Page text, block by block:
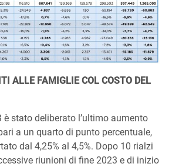
ALLE FAMIGLIE COL COSTO DEL
è stato deliberato l’ultimo aumento
a un quarto di punto percentuale,
dal 4,25% al 4,5%. Dopo 10 rialzi
riunioni di fine 2023 e di inizio